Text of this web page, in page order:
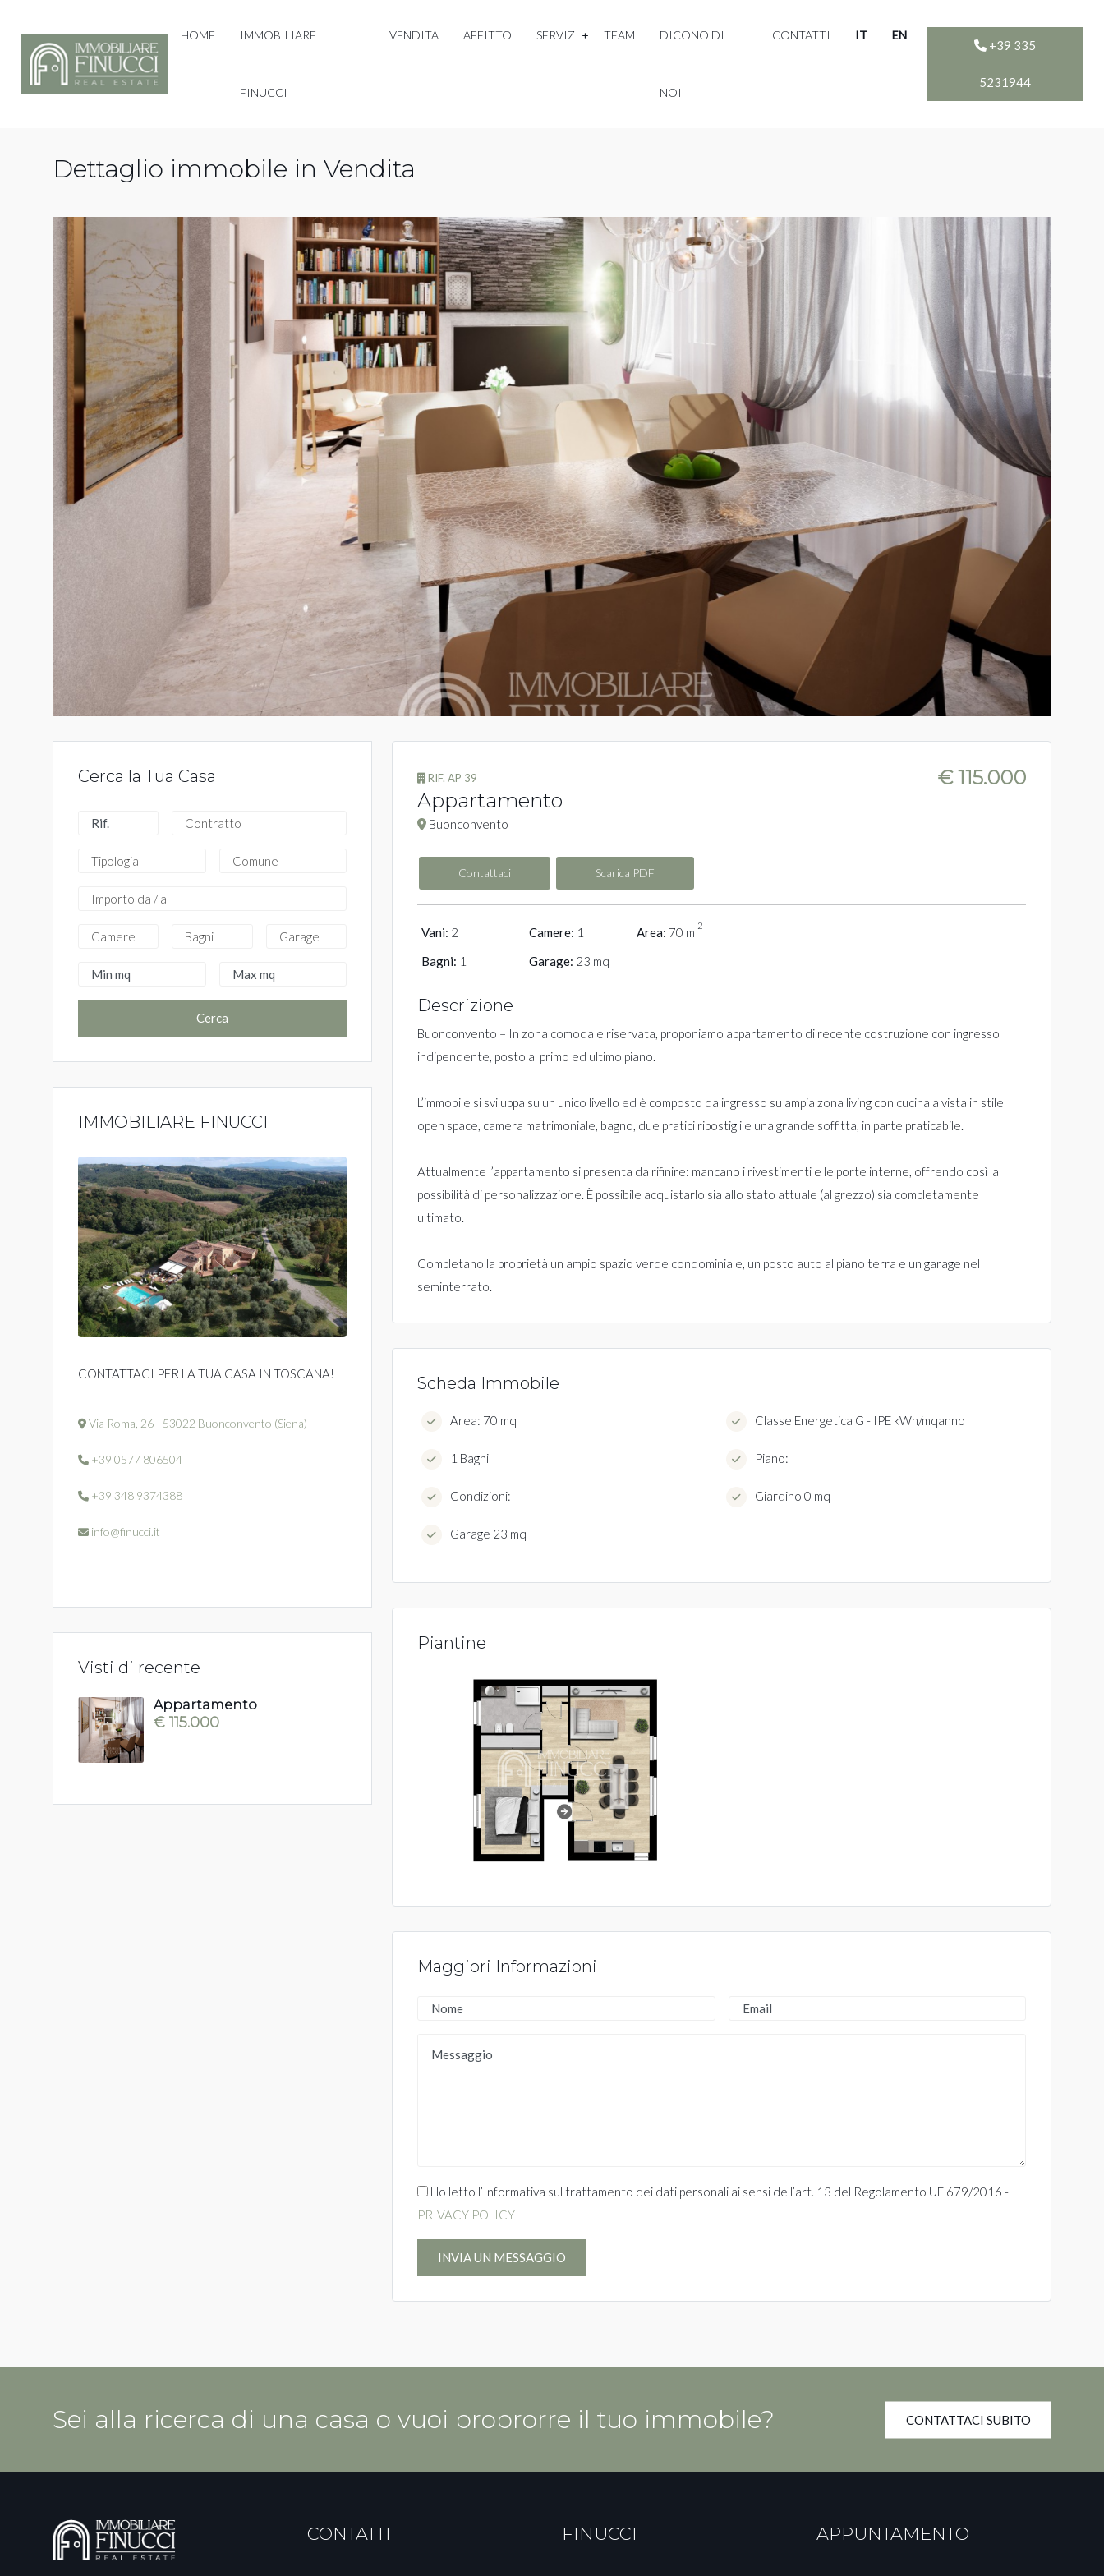
HOME IMMOBILIARE
FINUCCI
VENDITA AFFITTO SERVIZI TEAM DICONO DI
NOI
CONTATTI IT EN
+39 335
5231944
Dettaglio immobile in Vendita
RIF. AP 39
Appartamento
Buonconvento
€ 115.000
Contattaci Scarica PDF
Vani: 2 Camere: 1 Area: 70 m 2
Bagni: 1 Garage: 23 mq
Descrizione
Buonconvento – In zona comoda e riservata, proponiamo appartamento di recente costruzione con ingresso
indipendente, posto al primo ed ultimo piano.
L’immobile si sviluppa su un unico livello ed è composto da ingresso su ampia zona living con cucina a vista in stile
open space, camera matrimoniale, bagno, due pratici ripostigli e una grande soffitta, in parte praticabile.
Attualmente l’appartamento si presenta da rifinire: mancano i rivestimenti e le porte interne, offrendo così la
possibilità di personalizzazione. È possibile acquistarlo sia allo stato attuale (al grezzo) sia completamente
ultimato.
Completano la proprietà un ampio spazio verde condominiale, un posto auto al piano terra e un garage nel
seminterrato.
Scheda Immobile
Area: 70 mq Classe Energetica G - IPE kWh/mqanno
1 Bagni Piano:
Condizioni: Giardino 0 mq
Garage 23 mq
Piantine
Maggiori Informazioni
Ho letto l’Informativa sul trattamento dei dati personali ai sensi dell’art. 13 del Regolamento UE 679/2016 -
PRIVACY POLICY
INVIA UN MESSAGGIO
Cerca la Tua Casa
Cerca
IMMOBILIARE FINUCCI
CONTATTACI PER LA TUA CASA IN TOSCANA!
Via Roma, 26 - 53022 Buonconvento (Siena)
+39 0577 806504
+39 348 9374388
info@finucci.it
Visti di recente
Appartamento
€ 115.000
Sei alla ricerca di una casa o vuoi proprorre il tuo immobile? CONTATTACI SUBITO
CONTATTI FINUCCI APPUNTAMENTO